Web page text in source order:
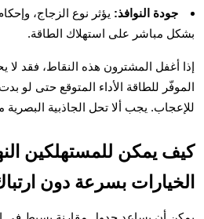
جودة النوافذ: يؤثر نوع الزجاج،
بشكل مباشر على استهلاك الطاقة.
إذا أغفل المشترون هذه النقاط، فقد
الموفّر للطاقة الأداء المتوقع حتى لو
للإعجاب. يجب ألا تحل الجاذبية البصرية
كيف يمكن للمستهلكين
الخيارات بسرعة دون